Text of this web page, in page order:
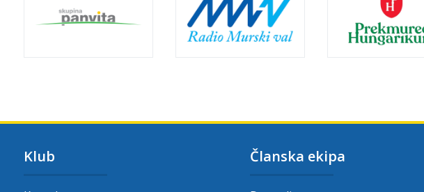
Klub Članska ekipa